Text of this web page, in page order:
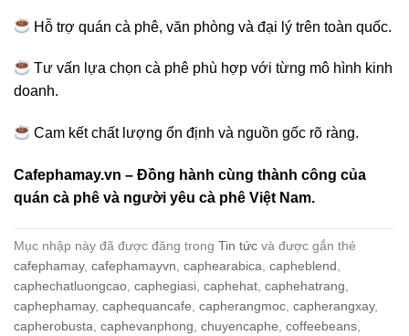
Hỗ trợ quán cà phê, văn phòng và đại lý trên toàn quốc.
Tư vấn lựa chọn cà phê phù hợp với từng mô hình kinh
doanh.
Cam kết chất lượng ổn định và nguồn gốc rõ ràng.
Cafephamay.vn – Đồng hành cùng thành công của
quán cà phê và người yêu cà phê Việt Nam.
Mục nhập này đã được đăng trong Tin tức và được gắn thẻ
cafephamay, cafephamayvn caphearabica capheblend
caphechatluongcao caphegiasi caphehat caphehatrang
caphephamay, caphequancafe capherangmoc capherangxay,
capherobusta caphevanphong chuyencaphe coffeebeans